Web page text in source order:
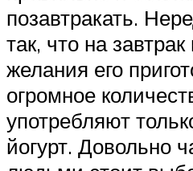
позавтракать.
так, что на
желания его
огромное
употребляют
йогурт. Довольно